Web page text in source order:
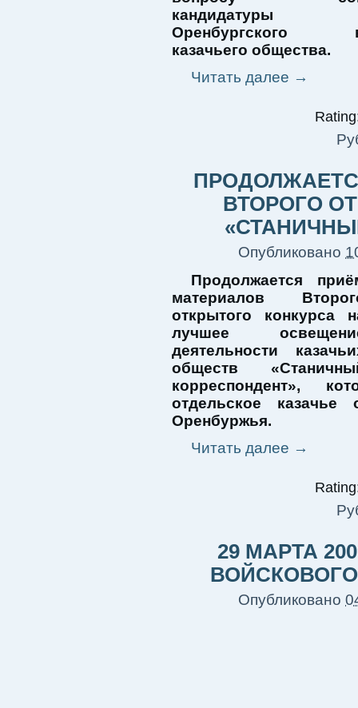
кандидатуры
Оренбургского
казачьего общества.
Читать далее →
ВТОРОГО
Опубликовано
Продолжается
материалов
открытого конкурса
лучшее
деятельности
обществ
корреспондент»,
отдельское
Оренбуржья.
Читать далее →
29 МАРТА
Опубликовано